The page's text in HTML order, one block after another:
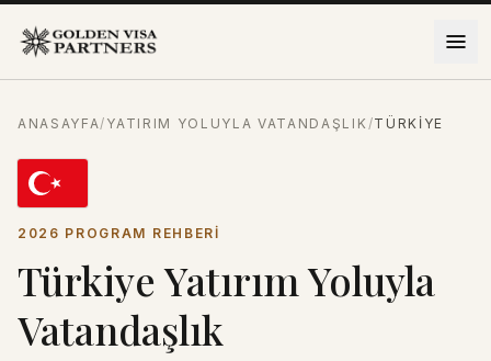
ANASAYFA/ YATIRIM YOLUYLA VATANDAŞLIK/TÜRKIYE
2026 PROGRAM REHBERI
Türkiye Yatırım Yoluyla
Vatandaşlık